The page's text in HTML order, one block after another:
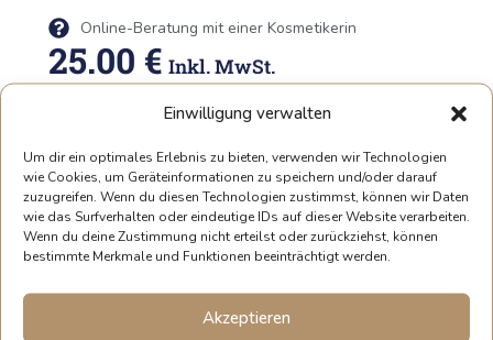
Einwilligung verwalten
Um dir ein optimales Erlebnis zu bieten, verwenden wir Technologien
wie Cookies, um Geräteinformationen zu speichern und/oder darauf
zuzugreifen. Wenn du diesen Technologien zustimmst, können wir Daten
wie das Surfverhalten oder eindeutige IDs auf dieser Website verarbeiten.
Wenn du deine Zustimmung nicht erteilst oder zurückziehst, können
bestimmte Merkmale und Funktionen beeinträchtigt werden.
Akzeptieren
Online-Beratung mit einer Kosmetikerin
25.00 € Inkl. MwSt.
In Den Warenkorb